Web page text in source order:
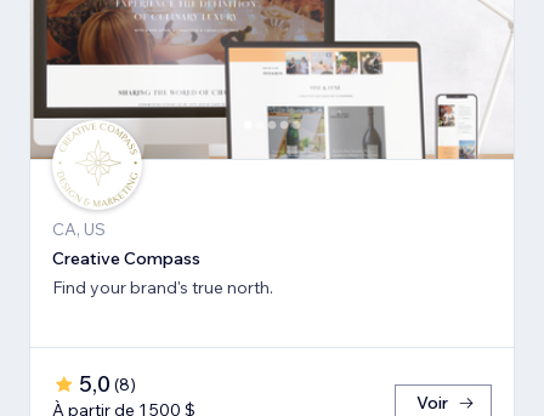
CA, US
Creative Compass
Find your brand's true north.
5,0 (8)
À partir de 1 500 $
Voir